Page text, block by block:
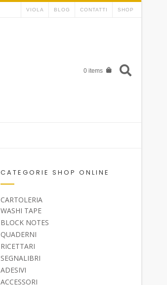
VIOLA BLOG CONTATTI SHOP
0 items
CATEGORIE SHOP ONLINE
CARTOLERIA
WASHI TAPE
BLOCK NOTES
QUADERNI
RICETTARI
SEGNALIBRI
ADESIVI
ACCESSORI